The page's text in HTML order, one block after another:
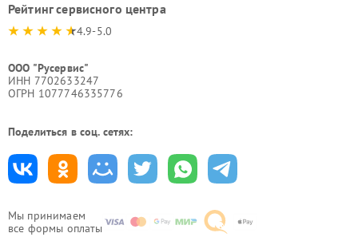
Мы принимаем
все формы оплаты
Рейтинг сервисного центра
4.9-5.0
ООО "Русервис"
ИНН 7702633247
ОГРН 1077746335776
Поделиться в соц. сетях: